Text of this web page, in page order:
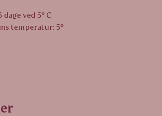
dage ved 5° C
temperatur: 5°